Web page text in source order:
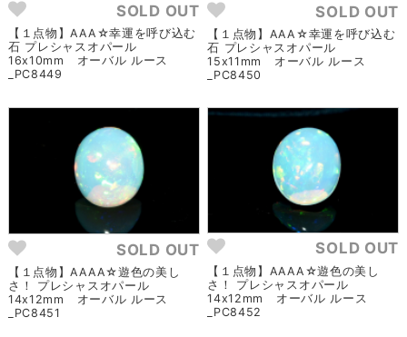
SOLD OUT
【１点物】AAA☆幸運を呼び込む
石 プレシャスオパール
16x10mm オーバル ルース
_PC8449
SOLD OUT
【１点物】AAA☆幸運を呼び込む
石 プレシャスオパール
15x11mm オーバル ルース
_PC8450
SOLD OUT
【１点物】AAAA☆遊色の美し
さ！ プレシャスオパール
14x12mm オーバル ルース
_PC8451
SOLD OUT
【１点物】AAAA☆遊色の美し
さ！ プレシャスオパール
14x12mm オーバル ルース
_PC8452